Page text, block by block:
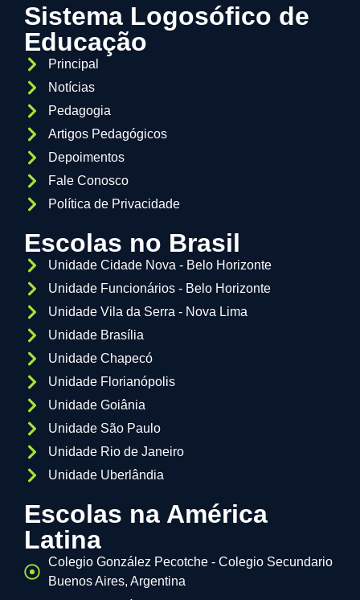
Sistema Logosófico de
Educação
Principal
Notícias
Pedagogia
Artigos Pedagógicos
Depoimentos
Fale Conosco
Política de Privacidade
Escolas no Brasil
Unidade Cidade Nova - Belo Horizonte
Unidade Funcionários - Belo Horizonte
Unidade Vila da Serra - Nova Lima
Unidade Brasília
Unidade Chapecó
Unidade Florianópolis
Unidade Goiânia
Unidade São Paulo
Unidade Rio de Janeiro
Unidade Uberlândia
Escolas na América
Latina
Colegio González Pecotche - Colegio Secundario
Buenos Aires, Argentina